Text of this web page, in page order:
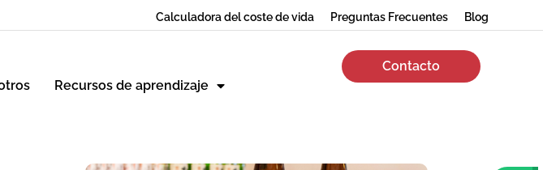
Calculadora del coste de vida Preguntas Frecuentes Blog
Recursos de aprendizaje
Contacto